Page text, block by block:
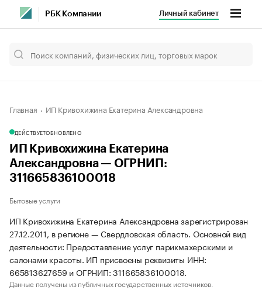
РБК Компании Личный кабинет
Главная ИП Кривохижина Екатерина Александровна
ДЕЙСТВУЕТОБНОВЛЕНО
ИП Кривохижина Екатерина
Александровна — ОГРНИП:
311665836100018
Бытовые услуги
ИП Кривохижина Екатерина Александровна зарегистрирован
27.12.2011, в регионе — Свердловская область. Основной вид
деятельности: Предоставление услуг парикмахерскими и
салонами красоты. ИП присвоены реквизиты ИНН:
665813627659 и ОГРНИП: 311665836100018.
Данные получены из публичных государственных источников.